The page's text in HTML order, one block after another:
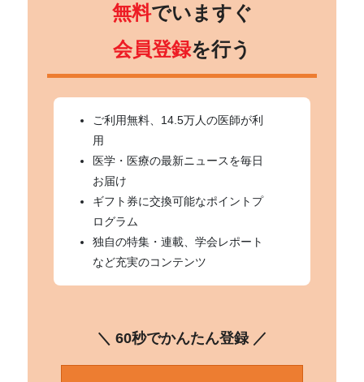
無料でいますぐ
会員登録を行う
ご利用無料、14.5万人の医師が利
用
医学・医療の最新ニュースを毎日
お届け
ギフト券に交換可能なポイントプ
ログラム
独自の特集・連載、学会レポート
など充実のコンテンツ
＼ 60秒でかんたん登録 ／